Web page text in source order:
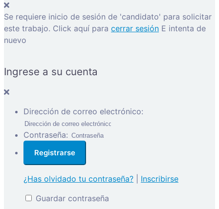
Se requiere inicio de sesión de 'candidato' para solicitar
este trabajo. Click aquí para cerrar sesión E intenta de
nuevo
Ingrese a su cuenta
Dirección de correo electrónico:
Contraseña:
¿Has olvidado tu contraseña?
Inscribirse
Guardar contraseña